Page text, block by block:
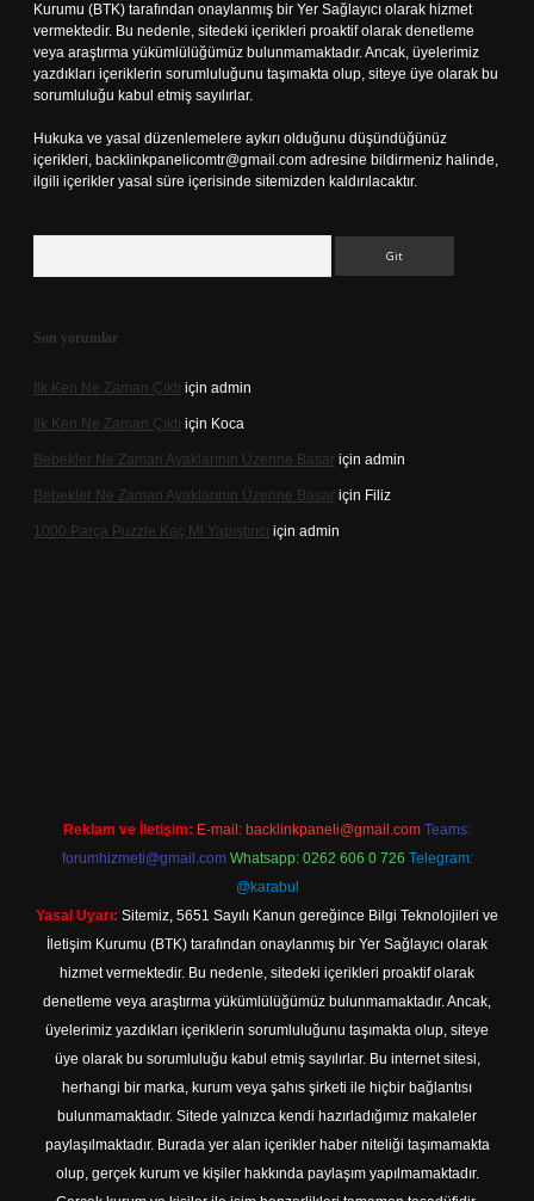
Kurumu (BTK) tarafından onaylanmış bir Yer Sağlayıcı olarak hizmet
vermektedir. Bu nedenle, sitedeki içerikleri proaktif olarak denetleme
veya araştırma yükümlülüğümüz bulunmamaktadır. Ancak, üyelerimiz
yazdıkları içeriklerin sorumluluğunu taşımakta olup, siteye üye olarak bu
sorumluluğu kabul etmiş sayılırlar.
Hukuka ve yasal düzenlemelere aykırı olduğunu düşündüğünüz
içerikleri, backlinkpanelicomtr@gmail.com adresine bildirmeniz halinde,
ilgili içerikler yasal süre içerisinde sitemizden kaldırılacaktır.
Son yorumlar
Ilk Ken Ne Zaman Çıktı için admin
Ilk Ken Ne Zaman Çıktı için Koca
Bebekler Ne Zaman Ayaklarının Üzerine Basar için admin
Bebekler Ne Zaman Ayaklarının Üzerine Basar için Filiz
1000 Parça Puzzle Kaç Ml Yapıştırıcı için admin
Reklam ve İletişim: E-mail: backlinkpaneli@gmail.com Teams:
forumhizmeti@gmail.com Whatsapp: 0262 606 0 726 Telegram:
@karabul
Yasal Uyarı: Sitemiz, 5651 Sayılı Kanun gereğince Bilgi Teknolojileri ve
İletişim Kurumu (BTK) tarafından onaylanmış bir Yer Sağlayıcı olarak
hizmet vermektedir. Bu nedenle, sitedeki içerikleri proaktif olarak
denetleme veya araştırma yükümlülüğümüz bulunmamaktadır. Ancak,
üyelerimiz yazdıkları içeriklerin sorumluluğunu taşımakta olup, siteye
üye olarak bu sorumluluğu kabul etmiş sayılırlar. Bu internet sitesi,
herhangi bir marka, kurum veya şahıs şirketi ile hiçbir bağlantısı
bulunmamaktadır. Sitede yalnızca kendi hazırladığımız makaleler
paylaşılmaktadır. Burada yer alan içerikler haber niteliği taşımamakta
olup, gerçek kurum ve kişiler hakkında paylaşım yapılmamaktadır.